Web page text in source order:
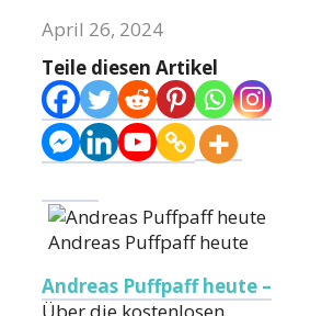
April 26, 2024
Teile diesen Artikel
Andreas Puffpaff heute
Andreas Puffpaff heute –